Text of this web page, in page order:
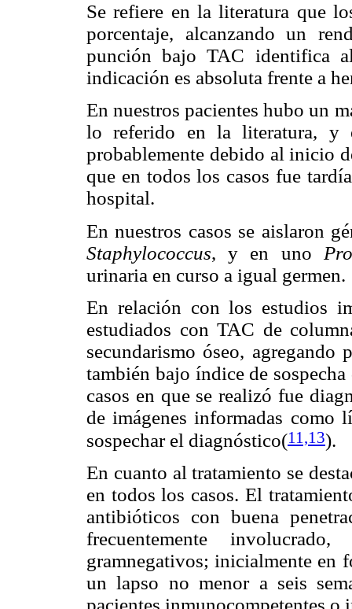
Se refiere en la literatura que
porcentaje, alcanzando un
punción bajo TAC identifica
indicación es absoluta frente a
En nuestros pacientes hubo un
lo referido en la literatura, y
probablemente debido al inicio
que en todos los casos fue
hospital.
En nuestros casos se aislaron
Staphylococcus, y en uno
urinaria en curso a igual germen.
En relación con los estudios
estudiados con TAC de
secundarismo óseo,
también bajo índice de
casos en que se realizó fue
de imágenes informadas como
sospechar el diagnóstico(11,13).
En cuanto al tratamiento se
en todos los casos. El
antibióticos con buena
frecuentemente
gramnegativos; inicialmente en
un lapso no menor a seis